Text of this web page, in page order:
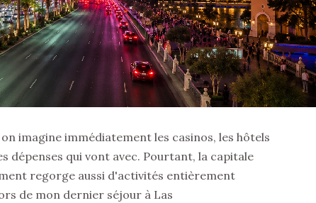
on imagine immédiatement les casinos, les hôtels
dépenses qui vont avec. Pourtant, la capitale
regorge aussi d'activités entièrement
de mon dernier séjour à Las